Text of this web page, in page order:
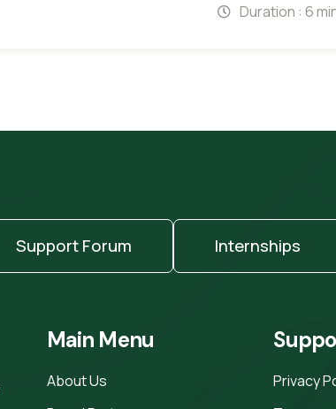
Duration : 6
Support Forum Internships
Main Menu
About Us
Privacy